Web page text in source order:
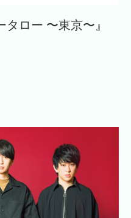
ロー 〜東京〜』